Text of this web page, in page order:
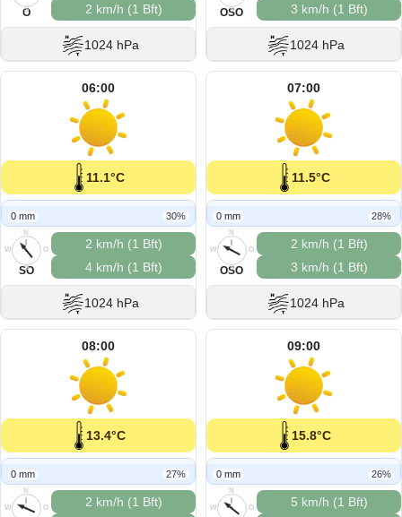
S
O
2 km/h (1 Bft)
1024 hPa
S
OSO
3 km/h (1 Bft)
1024 hPa
06:00
11.1°C
0 mm 30%
N
O
S
W
SO
2 km/h (1 Bft)
4 km/h (1 Bft)
1024 hPa
07:00
11.5°C
0 mm 28%
N
O
S
W
OSO
2 km/h (1 Bft)
3 km/h (1 Bft)
1024 hPa
08:00
13.4°C
0 mm 27%
N
O
W
2 km/h (1 Bft)
09:00
15.8°C
0 mm 26%
N
O
W
5 km/h (1 Bft)